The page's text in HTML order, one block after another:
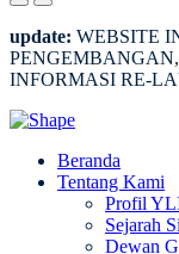
update: WEBSITE
INFORMASI RE-
Beranda
Tentang Kami
Profil
Sejarah
Dewan